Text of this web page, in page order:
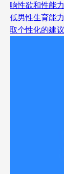
响性欲和性能
低男性生育能
取个性化的建议